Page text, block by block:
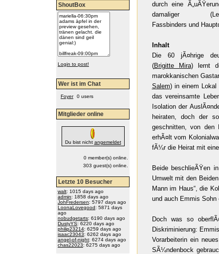
ShoutBox
Login to post!
Wer ist im Chat
Foyer 0 users
Mitglieder online
Du bist nicht angemeldet
0 member(s) online.
303 guest(s) online.
Letzte 10 Besucher
walt: 1015 days ago
admin: 1858 days ago
JohFredersen: 5797 days ago
LoonaLovegood: 5871 days
ago
nobudgetarts: 6190 days ago
DustyYS: 6220 days ago
philip23214: 6259 days ago
isaac23043: 6262 days ago
angel-of-night: 6274 days ago
chas22023: 6275 days ago
durch eine
damaliger
Fassbinders und
Inhalt
Die 60 jÃ¤hrige
(Brigitte Mira) lernt
marokkanischen
Salem) in einem
das vereinsamte
Isolation der
heiraten, doch der
geschnitten, von den
erhÃ¤lt vom
fÃ¼r die Heirat mit
Beide beschlieÃŸen
Umwelt mit den
Mann im Haus“, die
und auch Emmis
Doch was so
Diskriminierung:
Vorarbeiterin ein
SÃ¼ndenbock